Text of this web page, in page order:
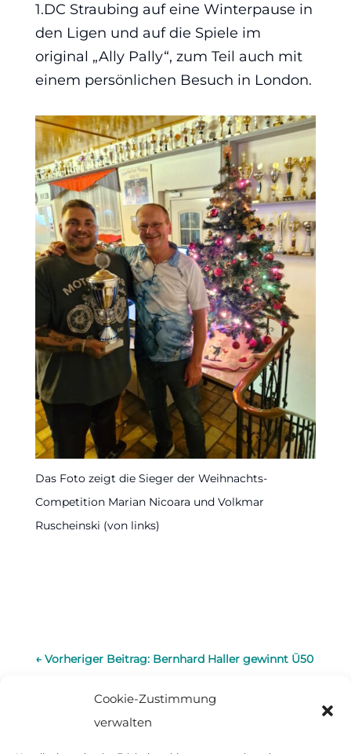
Cookie-Zustimmung
verwalten
1.DC Straubing auf eine Winterpause in
den Ligen und auf die Spiele im
original „Ally Pally“, zum Teil auch mit
einem persönlichen Besuch in London.
Das Foto zeigt die Sieger der Weihnachts-
Competition Marian Nicoara und Volkmar
Ruscheinski (von links)
← Vorheriger Beitrag: Bernhard Haller gewinnt Ü50
Nächster Beitrag: Kadertraining im
Landesleistungszentrum - Statusverlängerung: